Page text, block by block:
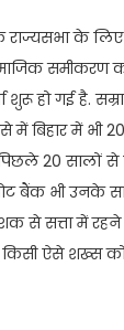
राज्यसभा के
समीकरण
शुरू हो गई है.
में बिहार में भी
20 सालों
बैंक भी उनके
से सत्ता में
ऐसे शख्स